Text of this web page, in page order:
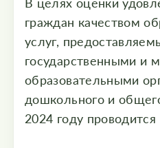
граждан качеством
услуг,
государственными и
образовательными
дошкольного и
2024 году